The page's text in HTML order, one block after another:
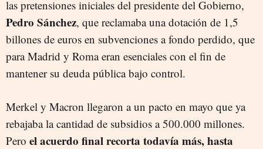
las pretensiones iniciales del presidente del Gobierno,
Pedro Sánchez, que reclamaba una dotación de 1,5
billones de euros en subvenciones a fondo perdido, que
para Madrid y Roma eran esenciales con el fin de
mantener su deuda pública bajo control.
Merkel y Macron llegaron a un pacto en mayo que ya
rebajaba la cantidad de subsidios a 500.000 millones.
Pero el acuerdo final recorta todavía más, hasta